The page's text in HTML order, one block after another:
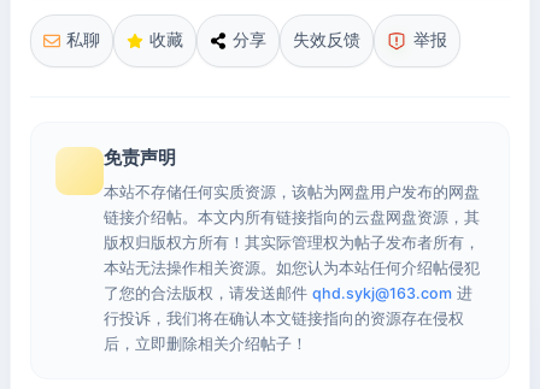
私聊 收藏 分享 失效反馈 举报
免责声明
本站不存储任何实质资源，该帖为网盘用户发布的网盘
链接介绍帖。本文内所有链接指向的云盘网盘资源，其
版权归版权方所有！其实际管理权为帖子发布者所有，
本站无法操作相关资源。如您认为本站任何介绍帖侵犯
了您的合法版权，请发送邮件 qhd.sykj@163.com 进
行投诉，我们将在确认本文链接指向的资源存在侵权
后，立即删除相关介绍帖子！